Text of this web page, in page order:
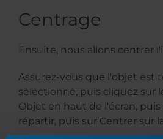
Centrage
Ensuite, nous allons centrer
Assurez-vous que l'objet est
sélectionné, puis cliquez sur
Objet en haut de l'écran,
répartir, puis sur Centrer sur